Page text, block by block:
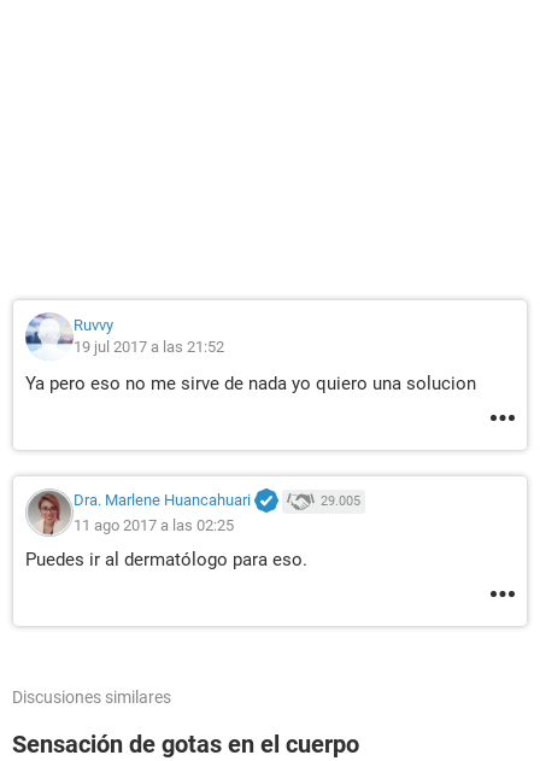
Ruvvy
19 jul 2017 a las 21:52
Ya pero eso no me sirve de nada yo quiero una solucion
Dra. Marlene Huancahuari 29.005
11 ago 2017 a las 02:25
Puedes ir al dermatólogo para eso.
Discusiones similares
Sensación de gotas en el cuerpo